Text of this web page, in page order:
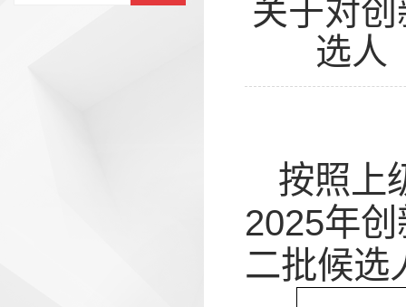
关于对
选人
按照上
2025年
二批候选